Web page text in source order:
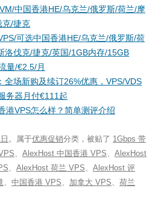
中国香港HE/乌克兰/俄罗斯/荷兰/摩
克/捷克
可选中国香港HE/乌克兰/俄罗斯/荷
洛伐克/捷克/英国/1GB内存/15GB
量/€2.5/月
全场新购及续订26%优惠，VPS/VDS
务器月付€111起
港VPS怎么样？简单测评介绍
。属于优惠促销分类，被贴了 1Gbps 带
AlexHost 中国香港 VPS
AlexHost
AlexHost 荷兰 VPS
AlexHost 评
中国香港 VPS 加拿大 VPS
荷兰